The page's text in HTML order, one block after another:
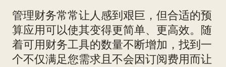
管理财务常常让人感到艰巨，但合适的预
算应用可以使其变得更简单、更高效。随
着可用财务工具的数量不断增加，找到一
个不仅满足您需求且不会因订阅费用而让